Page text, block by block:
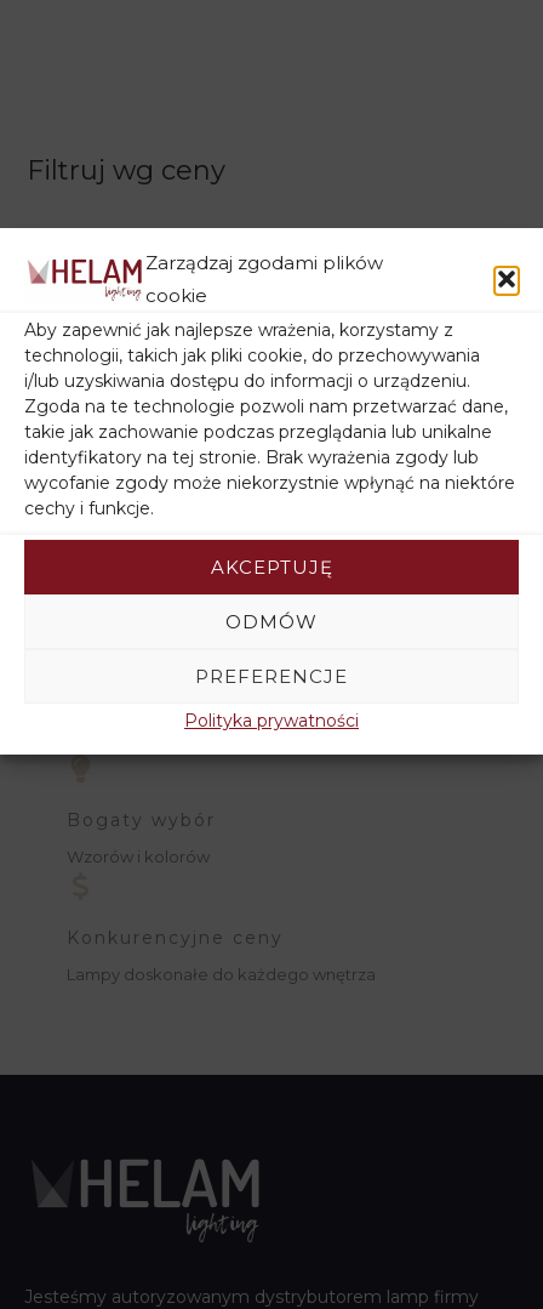
Zarządzaj zgodami plików
cookie
Aby zapewnić jak najlepsze wrażenia, korzystamy z
technologii, takich jak pliki cookie, do przechowywania
i/lub uzyskiwania dostępu do informacji o urządzeniu.
Zgoda na te technologie pozwoli nam przetwarzać dane,
takie jak zachowanie podczas przeglądania lub unikalne
identyfikatory na tej stronie. Brak wyrażenia zgody lub
wycofanie zgody może niekorzystnie wpłynąć na niektóre
cechy i funkcje.
AKCEPTUJĘ
ODMÓW
PREFERENCJE
Polityka prywatności
Filtruj wg ceny
Filtruj wg stanu magazynowego
14 dni na zwrot towaru.
Bogaty wybór
Wzorów i kolorów
Konkurencyjne ceny
Lampy doskonałe do każdego wnętrza
Jesteśmy autoryzowanym dystrybutorem lamp firmy